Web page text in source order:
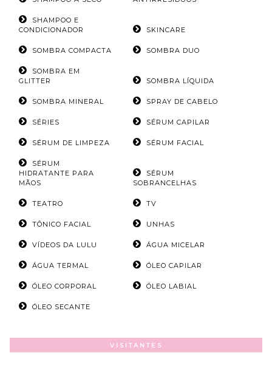
SHAMPOO E
CONDICIONADOR
SKINCARE
SOMBRA COMPACTA SOMBRA DUO
SOMBRA EM
GLITTER
SOMBRA LÍQUIDA
SOMBRA MINERAL SPRAY DE CABELO
SÉRIES SÉRUM CAPILAR
SÉRUM DE LIMPEZA SÉRUM FACIAL
SÉRUM
HIDRATANTE PARA
MÃOS
SÉRUM
SOBRANCELHAS
TEATRO TV
TÔNICO FACIAL UNHAS
VÍDEOS DA LULU ÁGUA MICELAR
ÁGUA TERMAL ÓLEO CAPILAR
ÓLEO CORPORAL ÓLEO LABIAL
ÓLEO SECANTE
VISITANTES